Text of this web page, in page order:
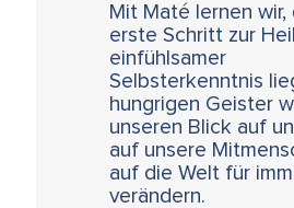
Mit Maté lernen wir,
erste Schritt zur
einfühlsamer
Selbsterkenntnis
hungrigen Geister
unseren Blick auf
auf unsere
auf die Welt für
verändern.